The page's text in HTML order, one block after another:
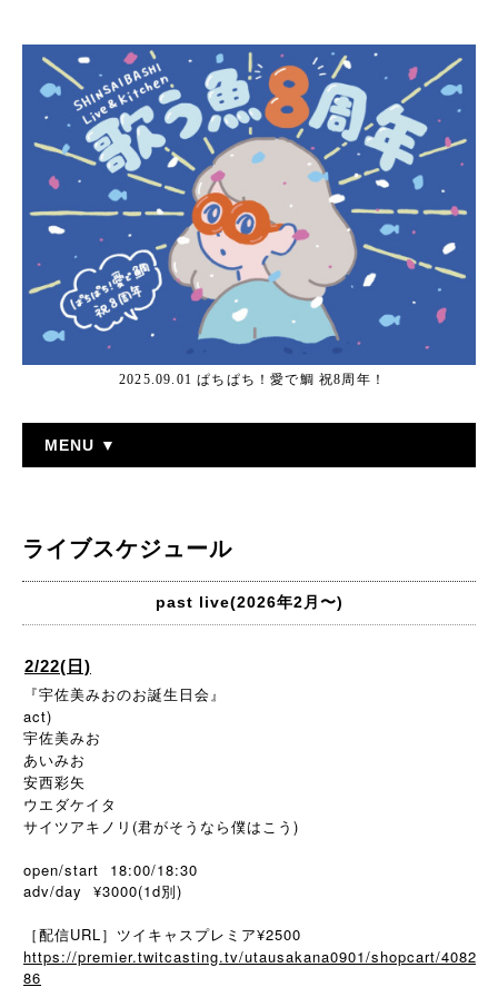
2025.09.01 ぱちぱち！愛で鯛 祝8周年！
MENU ▼
ライブスケジュール
past live(2026年2月〜)
2/22(日)
『宇佐美みおのお誕生日会』
act)
宇佐美みお
あいみお
安西彩矢
ウエダケイタ
サイツアキノリ(君がそうなら僕はこう)
open/start 18:00/18:30
adv/day ¥3000(1d別)
［配信URL］ツイキャスプレミア¥2500
https://premier.twitcasting.tv/utausakana0901/shopcart/4082
86